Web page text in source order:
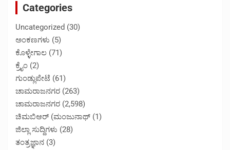
Categories
Uncategorized (30)
ಅಂಕಣಗಳು (5)
ಕೊಳ್ಳೇಗಾಲ (71)
ಕ್ರೈಂ (2)
ಗುಂಡ್ಲುಪೇಟೆ (61)
ಚಾಮರಾಜನಗರ (263)
ಚಾಮರಾಜನಗರ (2,598)
ಚಿಮಬಿಆರ್ (ಮಂಜುನಾಥ್ (1)
ಜಿಲ್ಲಾ ಸುದ್ದಿಗಳು (28)
ತಂತ್ರಜ್ಞಾನ (3)